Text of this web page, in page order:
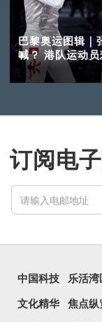
巴黎奥运图辑｜
喊？ 港队运动
订阅电
中国科技 乐活湾
文化精华 焦点纵